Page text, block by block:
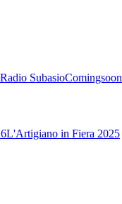
Radio SubasioComingsoon
L'Artigiano in Fiera 2025